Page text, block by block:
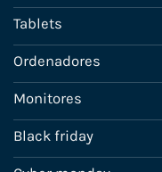
Tablets
Ordenadores
Monitores
Black friday